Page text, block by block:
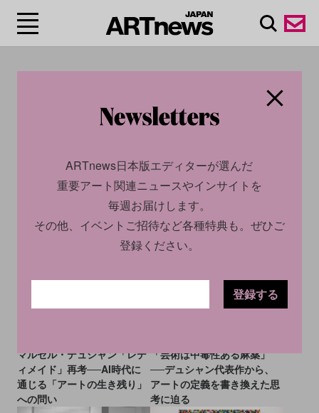
#レディメイド/Ready
CULTURE INSIGHT
マルセル・デュシャン「レデ
ィメイド」再考──AI時代に
通じる「アートの生き残り」
への問い
CULTURE INSIGHT
「芸術は中毒性ある麻薬」
──デュシャン代表作から、
アートの定義を書き換えた思
考に迫る
ARTnews日本版エディターが選んだ
重要アート関連ニュースやインサイトを
毎週お届けします。
その他、イベントご招待など各種特典も。ぜひご
登録ください。
登録する